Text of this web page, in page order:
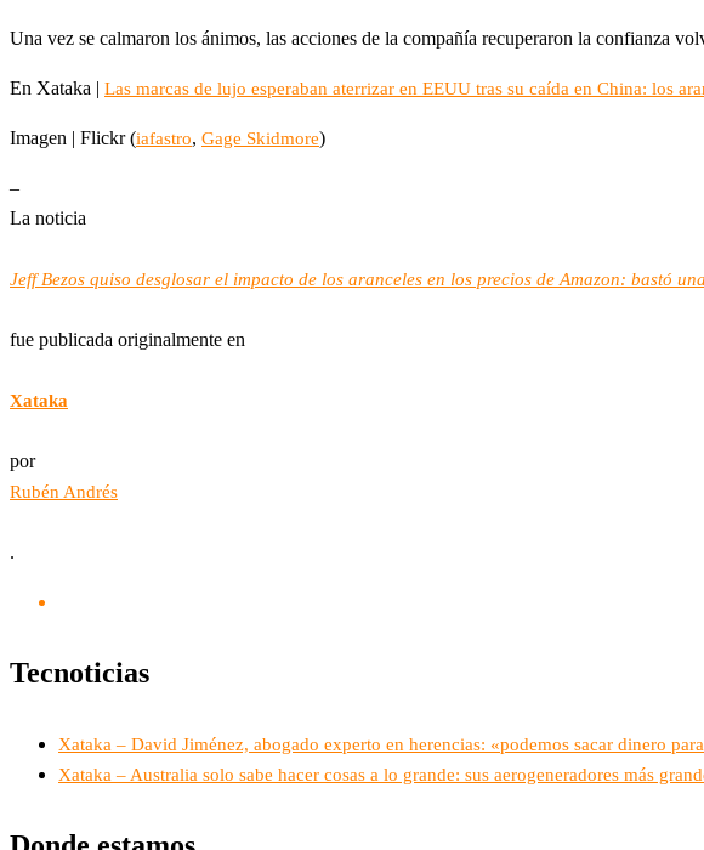
Una vez se calmaron los ánimos, las acciones de la compañía recuperaron la confianza
En Xataka | Las marcas de lujo esperaban aterrizar en EEUU tras su caída en China: los
Imagen | Flickr (iafastro, Gage Skidmore)
–
La noticia
Jeff Bezos quiso desglosar el impacto de los aranceles en los precios de Amazon: bastó
fue publicada originalmente en
Xataka
por
Rubén Andrés
.
Tecnoticias
Xataka – David Jiménez, abogado experto en herencias: «podemos sacar dinero
Xataka – Australia solo sabe hacer cosas a lo grande: sus aerogeneradores más